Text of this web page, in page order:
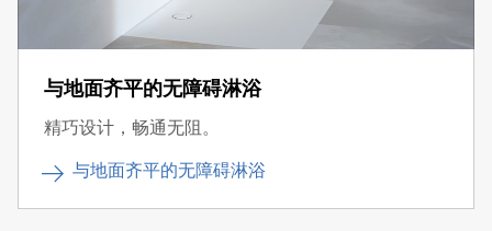
与地面齐平的无障碍淋浴
精巧设计，畅通无阻。
与地面齐平的无障碍淋浴